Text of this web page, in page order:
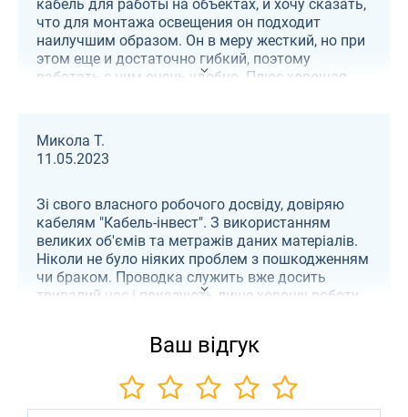
кабель для работы на объектах, и хочу сказать,
что для монтажа освещения он подходит
наилучшим образом. Он в меру жесткий, но при
этом еще и достаточно гибкий, поэтому
работать с ним очень удобно. Плюс хорошая
полностью соответствуют заявленным.
Микола Т.
11.05.2023
Зі свого власного робочого досвіду, довіряю
кабелям "Кабель-інвест". З використанням
великих об'ємів та метражів даних матеріалів.
Ніколи не було ніяких проблем з пошкодженням
чи браком. Проводка служить вже досить
тривалий час і показують лише хорошу роботу
навантаженнях. Чудово показали себе на
вулиці. Ізоляція надійна.Ваш відгук